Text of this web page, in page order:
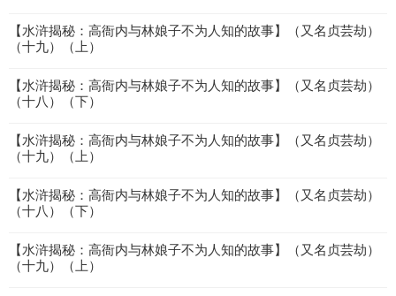
【水浒揭秘：高衙内与林娘子不为人知的故事】（又名贞芸劫）
（十九）（上）
【水浒揭秘：高衙内与林娘子不为人知的故事】（又名贞芸劫）
（十八）（下）
【水浒揭秘：高衙内与林娘子不为人知的故事】（又名贞芸劫）
（十九）（上）
【水浒揭秘：高衙内与林娘子不为人知的故事】（又名贞芸劫）
（十八）（下）
【水浒揭秘：高衙内与林娘子不为人知的故事】（又名贞芸劫）
（十九）（上）